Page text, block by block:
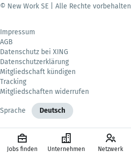
© New Work SE | Alle Rechte vorbehalten
Impressum
AGB
Datenschutz bei XING
Datenschutzerklärung
Mitgliedschaft kündigen
Tracking
Mitgliedschaften widerrufen
Sprache Deutsch
Jobs finden Unternehmen Netzwerk